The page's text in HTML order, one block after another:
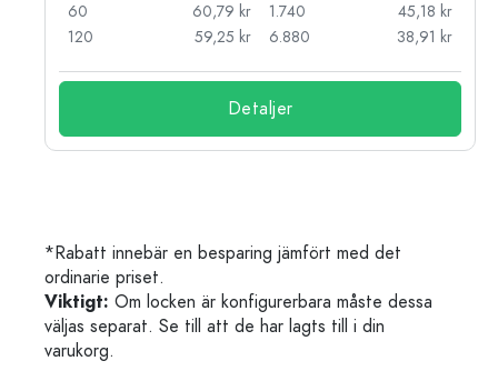
60
60,79 kr
120
59,25 kr
1.740
45,18 kr
6.880
38,91 kr
Detaljer
*Rabatt innebär en besparing jämfört med det
ordinarie priset.
Viktigt: Om locken är konfigurerbara måste dessa
väljas separat. Se till att de har lagts till i din
varukorg.